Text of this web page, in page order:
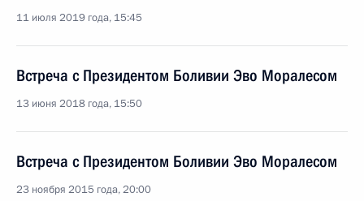
11 июля 2019 года, 15:45
Встреча с Президентом Боливии Эво Моралесом
13 июня 2018 года, 15:50
Встреча с Президентом Боливии Эво Моралесом
23 ноября 2015 года, 20:00